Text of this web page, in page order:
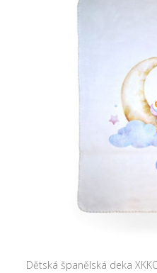
Dětská španělská deka